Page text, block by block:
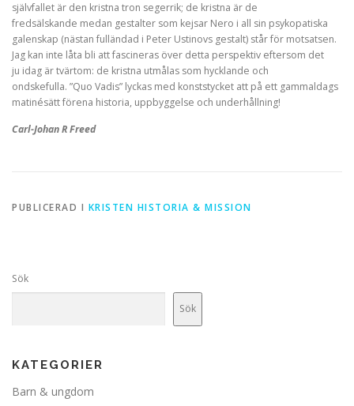
självfallet är den kristna tron segerrik; de kristna är de
fredsälskande medan gestalter som kejsar Nero i all sin psykopatiska
galenskap (nästan fulländad i Peter Ustinovs gestalt) står för motsatsen.
Jag kan inte låta bli att fascineras över detta perspektiv eftersom det
ju idag är tvärtom: de kristna utmålas som hycklande och
ondskefulla. ”Quo Vadis” lyckas med konststycket att på ett gammaldags
matinésätt förena historia, uppbyggelse och underhållning!
Carl-Johan R Freed
PUBLICERAD I KRISTEN HISTORIA & MISSION
Sök
Sök
KATEGORIER
Barn & ungdom